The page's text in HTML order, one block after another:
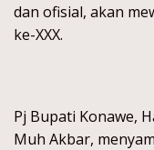
dan ofisial, akan
ke-XXX.
Pj Bupati Konawe,
Muh Akbar,